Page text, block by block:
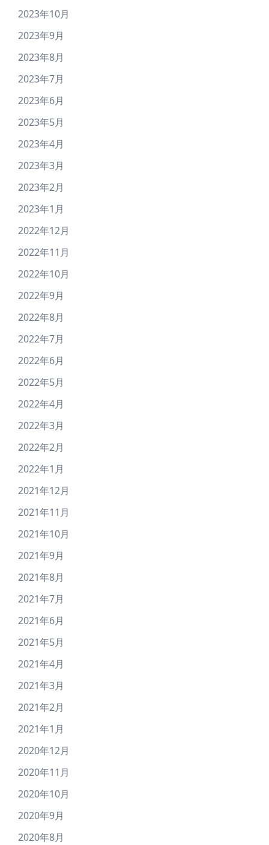
2023年10月
2023年9月
2023年8月
2023年7月
2023年6月
2023年5月
2023年4月
2023年3月
2023年2月
2023年1月
2022年12月
2022年11月
2022年10月
2022年9月
2022年8月
2022年7月
2022年6月
2022年5月
2022年4月
2022年3月
2022年2月
2022年1月
2021年12月
2021年11月
2021年10月
2021年9月
2021年8月
2021年7月
2021年6月
2021年5月
2021年4月
2021年3月
2021年2月
2021年1月
2020年12月
2020年11月
2020年10月
2020年9月
2020年8月